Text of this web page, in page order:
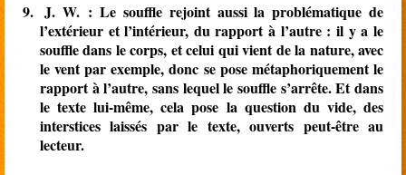
9. J. W. : Le souffle rejoint aussi la problématique de
l’extérieur et l’intérieur, du rapport à l’autre : il y a le
souffle dans le corps, et celui qui vient de la nature, avec
le vent par exemple, donc se pose métaphoriquement le
rapport à l’autre, sans lequel le souffle s’arrête. Et dans
le texte lui-même, cela pose la question du vide, des
interstices laissés par le texte, ouverts peut-être au
lecteur.